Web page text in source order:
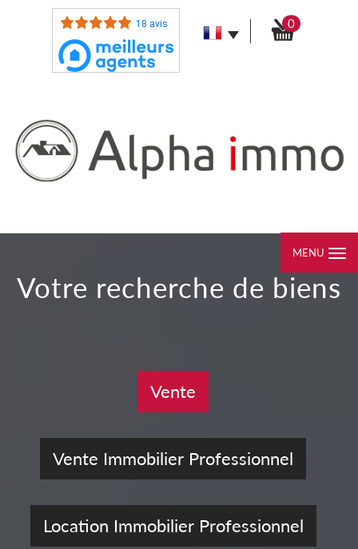
18 avis 0
MENU
votre recherche de biens
Vente
Vente Immobilier Professionnel
Location Immobilier Professionnel